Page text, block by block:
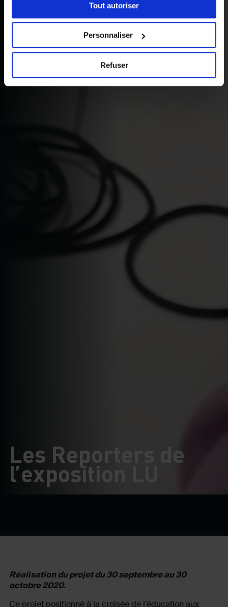
« Détails ». À tout moment, vous pouvez modifier votre
choix en cliquant sur le lien « Cookies » en bas des
Tout autoriser
Personnaliser
Refuser
Les Reporters de
l’exposition LU
Réalisation du projet du 30 septembre au 30
octobre 2020.
Ce projet positionné à la croisée de l’éducation aux